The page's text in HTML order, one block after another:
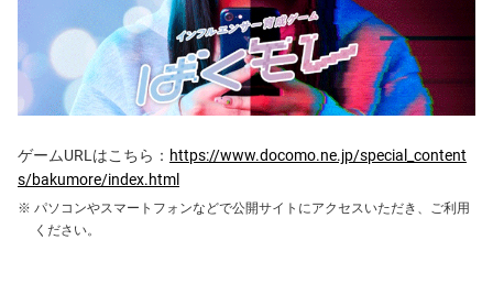
ゲームURLはこちら： https://www.docomo.ne.jp/special_content
s/bakumore/index.html
パソコンやスマートフォンなどで公開サイトにアクセスいただき、ご利用
ください。